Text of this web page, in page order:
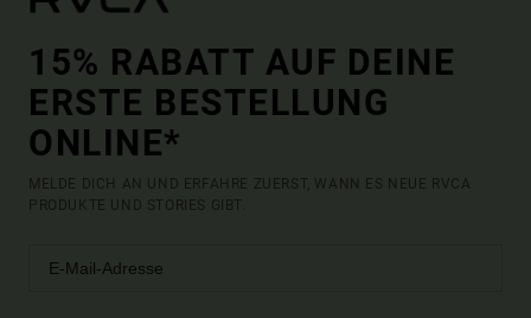
15% RABATT AUF DEINE
ERSTE BESTELLUNG
ONLINE*
MELDE DICH AN UND ERFAHRE ZUERST, WANN ES NEUE RVCA
PRODUKTE UND STORIES GIBT.